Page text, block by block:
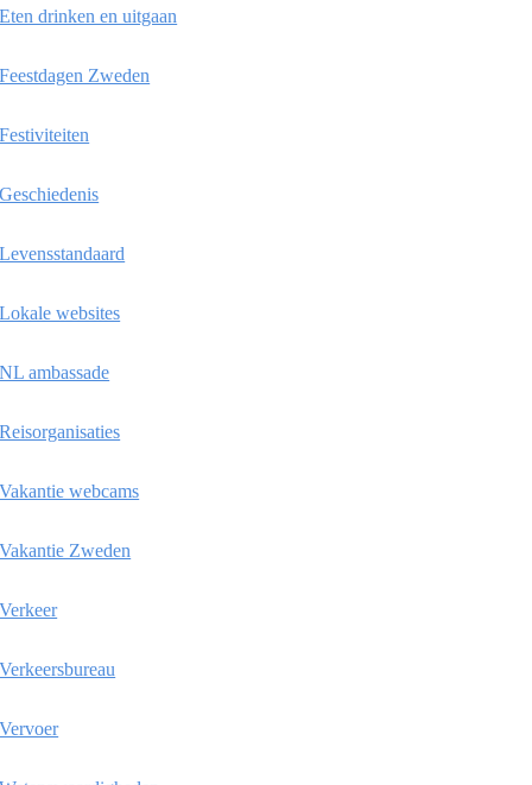
Eten drinken en uitgaan
Feestdagen Zweden
Festiviteiten
Geschiedenis
Levensstandaard
Lokale websites
NL ambassade
Reisorganisaties
Vakantie webcams
Vakantie Zweden
Verkeer
Verkeersbureau
Vervoer